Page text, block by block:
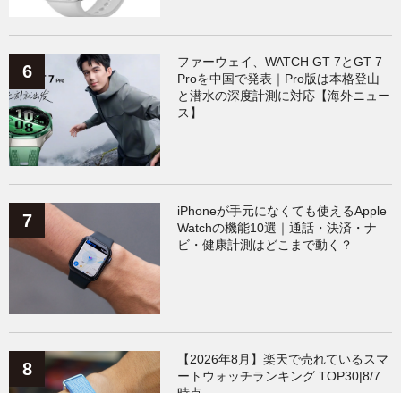
ファーウェイ、WATCH GT 7とGT 7
Proを中国で発表｜Pro版は本格登山
と潜水の深度計測に対応【海外ニュー
ス】
iPhoneが手元になくても使えるApple
Watchの機能10選｜通話・決済・ナ
ビ・健康計測はどこまで動く？
【2026年8月】楽天で売れているスマ
ートウォッチランキング TOP30|8/7